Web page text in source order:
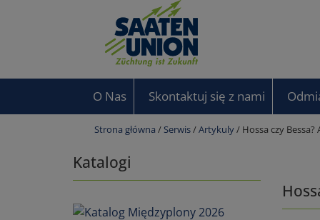
O Nas Skontaktuj się z nami
Strona główna / Serwis/Artykuly/ Hossa czy
Katalogi